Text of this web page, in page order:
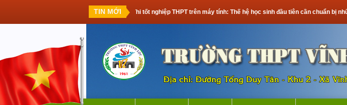
TIN MỚIThi tốt nghiệp THPT trên máy tính: Thế hệ học sinh đầu tiên cần chuẩn bị những gì?